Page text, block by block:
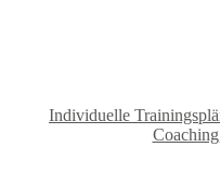
Individuelle